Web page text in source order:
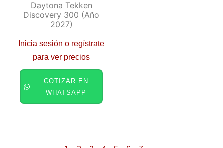
Daytona Tekken
Discovery 300 (año
2027)
Inicia sesión o regístrate
para ver precios
WHATSAPP